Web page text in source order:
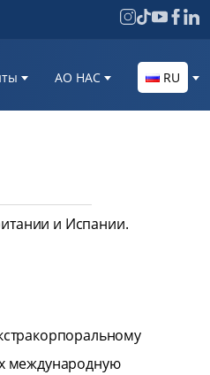
AО НАС RU
и Испании.
международную